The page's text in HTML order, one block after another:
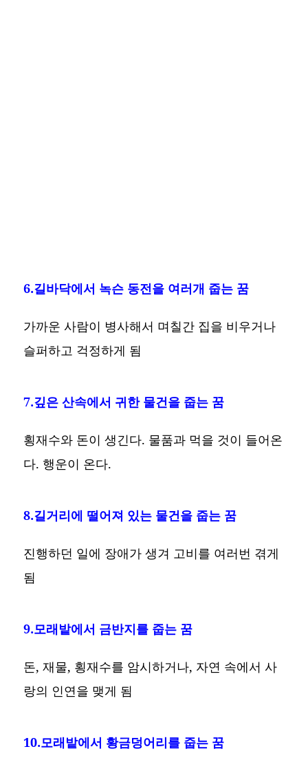
6.길바닥에서 녹슨 동전을 여러개 줍는 꿈
가까운 사람이 병사해서 며칠간 집을 비우거나
슬퍼하고 걱정하게 됨
7.깊은 산속에서 귀한 물건을 줍는 꿈
횡재수와 돈이 생긴다. 물품과 먹을 것이 들어온
다. 행운이 온다.
8.길거리에 떨어져 있는 물건을 줍는 꿈
진행하던 일에 장애가 생겨 고비를 여러번 겪게
됨
9.모래밭에서 금반지를 줍는 꿈
돈, 재물, 횡재수를 암시하거나, 자연 속에서 사
랑의 인연을 맺게 됨
10.모래밭에서 황금덩어리를 줍는 꿈